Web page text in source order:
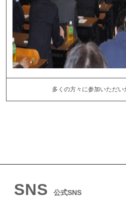
多くの方々に参加いただ
SNS 公式SNS